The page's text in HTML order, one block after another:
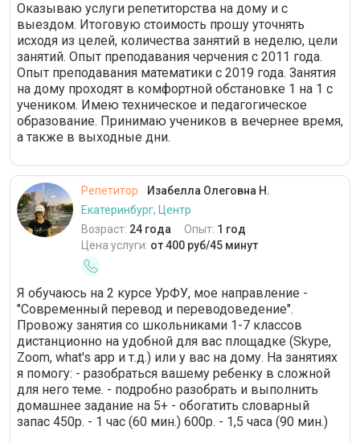
Оказываю услуги репетиторства на дому и с
выездом. Итоговую стоимость прошу уточнять
исходя из целей, количества занятий в неделю, цели
занятий. Опыт преподавания черчения с 2011 года.
Опыт преподавания математики с 2019 года. Занятия
на дому проходят в комфортной обстановке 1 на 1 с
учеником. Имею техническое и педагогическое
образование. Принимаю учеников в вечернее время,
а также в выходные дни.
Репетитор
Изабелла Олеговна Н.
Екатеринбург, Центр
Возраст: 24 года Опыт: 1 год
Цена услуги: от 400 руб/45 минут
Я обучаюсь на 2 курсе УрФУ, мое направление -
"Современный перевод и переводоведение".
Провожу занятия со школьниками 1-7 классов
дистанционно на удобной для вас площадке (Skype,
Zoom, what's app и т.д.) или у вас на дому. На занятиях
я помогу: - разобраться вашему ребенку в сложной
для него теме. - подробно разобрать и выполнить
домашнее задание на 5+ - обогатить словарный
запас 450р. - 1 час (60 мин.) 600р. - 1,5 часа (90 мин.)